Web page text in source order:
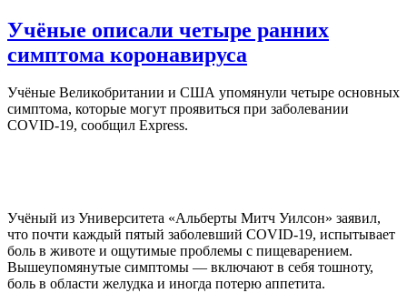
Учёные описали четыре ранних
симптома коронавируса
Учёные Великобритании и США упомянули четыре основных
симптома, которые могут проявиться при заболевании
COVID-19, сообщил Express.
Учёный из Университета «Альберты Митч Уилсон» заявил,
что почти каждый пятый заболевший COVID-19, испытывает
боль в животе и ощутимые проблемы с пищеварением.
Вышеупомянутые симптомы — включают в себя тошноту,
боль в области желудка и иногда потерю аппетита.